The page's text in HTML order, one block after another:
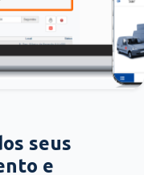
seus
e